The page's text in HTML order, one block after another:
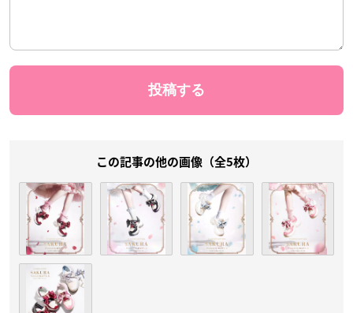
この記事の他の画像（全5枚）